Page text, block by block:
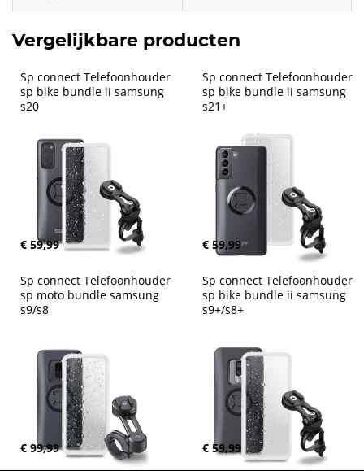
Vergelijkbare producten
Sp connect Telefoonhouder
sp bike bundle ii samsung
s20
€ 59,99
Sp connect Telefoonhouder
sp bike bundle ii samsung
s21+
€ 59,99
Sp connect Telefoonhouder
sp moto bundle samsung
s9/s8
€ 99,99
Sp connect Telefoonhouder
sp bike bundle ii samsung
s9+/s8+
€ 59,99